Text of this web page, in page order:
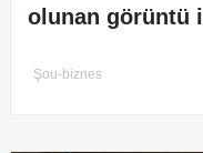
olunan görüntü
Şou-biznes